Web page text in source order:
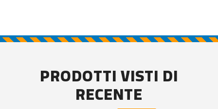
PRODOTTI VISTI DI
RECENTE